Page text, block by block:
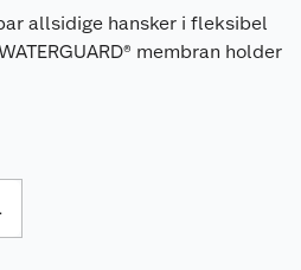
allsidige hansker i fleksibel
membran holder